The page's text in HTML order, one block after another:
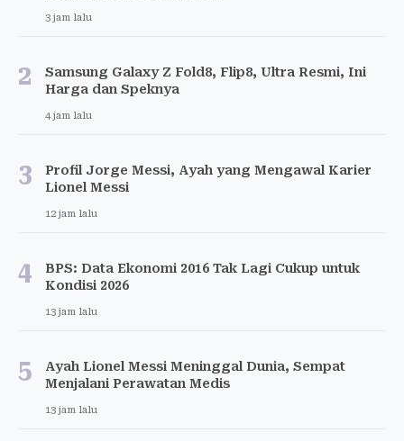
3 jam lalu
2
Samsung Galaxy Z Fold8, Flip8, Ultra Resmi, Ini
Harga dan Speknya
4 jam lalu
3
Profil Jorge Messi, Ayah yang Mengawal Karier
Lionel Messi
12 jam lalu
4
BPS: Data Ekonomi 2016 Tak Lagi Cukup untuk
Kondisi 2026
13 jam lalu
5
Ayah Lionel Messi Meninggal Dunia, Sempat
Menjalani Perawatan Medis
13 jam lalu